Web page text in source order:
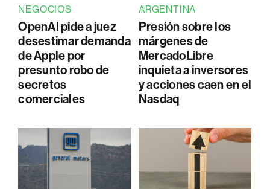
NEGOCIOS
OpenAI pide a juez
desestimar demanda
de Apple por
presunto robo de
secretos
comerciales
ARGENTINA
Presión sobre los
márgenes de
MercadoLibre
inquieta a inversores
y acciones caen en el
Nasdaq